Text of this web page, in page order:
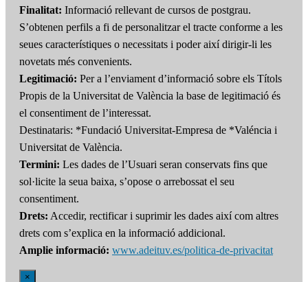
Finalitat: Informació rellevant de cursos de postgrau.
S’obtenen perfils a fi de personalitzar el tracte conforme a les
seues característiques o necessitats i poder així dirigir-li les
novetats més convenients.
Legitimació: Per a l’enviament d’informació sobre els Títols
Propis de la Universitat de València la base de legitimació és
el consentiment de l’interessat.
Destinataris: *Fundació Universitat-Empresa de *Valéncia i
Universitat de València.
Termini: Les dades de l’Usuari seran conservats fins que
sol·licite la seua baixa, s’opose o arrebossat el seu
consentiment.
Drets: Accedir, rectificar i suprimir les dades així com altres
drets com s’explica en la informació addicional.
Amplie informació: www.adeituv.es/politica-de-privacitat
×